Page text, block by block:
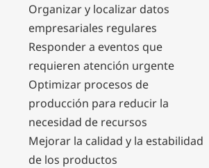
Organizar y localizar datos
empresariales regulares
Responder a eventos que
requieren atención urgente
Optimizar procesos de
producción para reducir la
necesidad de recursos
Mejorar la calidad y la estabilidad
de los productos